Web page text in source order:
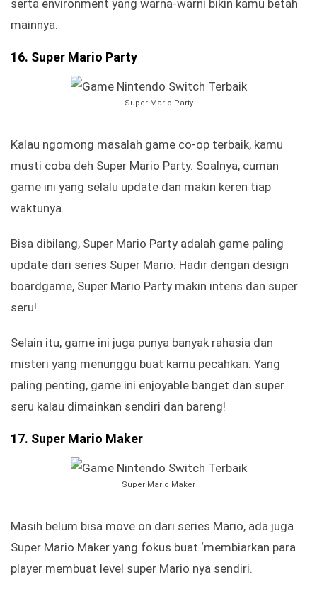
serta environment yang warna-warni bikin kamu betah
mainnya.
16. Super Mario Party
Super Mario Party
Kalau ngomong masalah game co-op terbaik, kamu
musti coba deh Super Mario Party. Soalnya, cuman
game ini yang selalu update dan makin keren tiap
waktunya.
Bisa dibilang, Super Mario Party adalah game paling
update dari series Super Mario. Hadir dengan design
boardgame, Super Mario Party makin intens dan super
seru!
Selain itu, game ini juga punya banyak rahasia dan
misteri yang menunggu buat kamu pecahkan. Yang
paling penting, game ini enjoyable banget dan super
seru kalau dimainkan sendiri dan bareng!
17. Super Mario Maker
Super Mario Maker
Masih belum bisa move on dari series Mario, ada juga
Super Mario Maker yang fokus buat ‘membiarkan para
player membuat level super Mario nya sendiri.